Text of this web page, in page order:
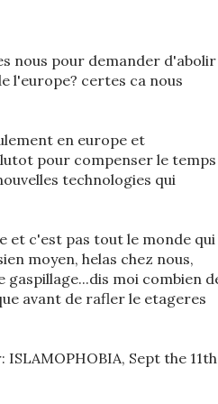
nous pour demander
l'europe? certes ca nous
en europe et
pour compenser le temps
technologies qui
et c'est pas tout le monde qui
moyen, helas chez nous,
moi combien
avant de rafler le etageres
Sept the 11th